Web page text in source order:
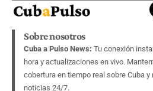
Sobre nosotros
Cuba a Pulso News: Tu conexión
hora y actualizaciones en vivo.
cobertura en tiempo real sobre Cuba
noticias 24/7.